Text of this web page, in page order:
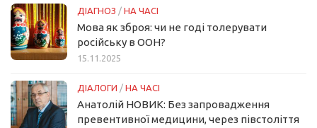
ДІАГНОЗ / НА ЧАСІ
Мова як зброя: чи не годі толерувати
російську в ООН?
15.11.2025
ДІАЛОГИ / НА ЧАСІ
Анатолій НОВИК: Без запровадження
превентивної медицини, через півстоліття